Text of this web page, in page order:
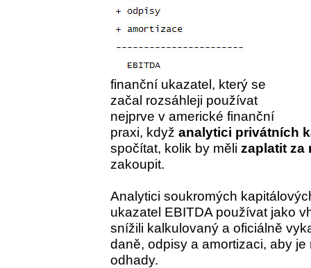
finanční ukazatel, který se
začal rozsáhleji používat
nejprve v americké finanční
praxi, když analytici privátních
spočítat, kolik by měli zaplatit za
zakoupit.
Analytici soukromých
ukazatel EBITDA používat jako
snížili kalkulovaný a oficiálně
daně, odpisy a amortizaci, aby
odhady.